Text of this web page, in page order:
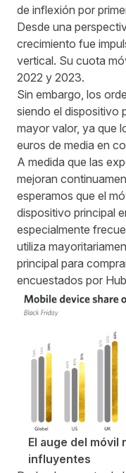
de inflexión por
Desde una
crecimiento fue
vertical. Su cuota
2022 y 2023.
Sin embargo, los
siendo el dispositivo
mayor valor, ya que
euros de media en
A medida que las
mejoran
esperamos que el
dispositivo principal
especialmente
utiliza
principal para
encuestados por
El auge del móvil
influyentes